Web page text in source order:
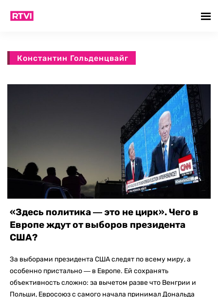
Константин Гольденцвайг
«Здесь политика ― это не цирк». Чего в
Европе ждут от выборов президента
США?
За выборами президента США следят по всему миру, а
особенно пристально ― в Европе. Ей сохранять
объективность сложно: за вычетом разве что Венгрии и
Польши, Евросоюз с самого начала принимал Дональда